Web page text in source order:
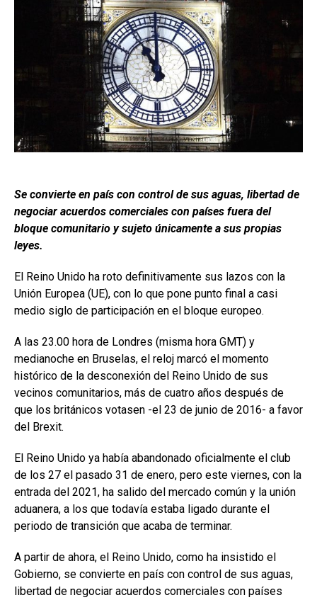
Se convierte en país con control de sus aguas, libertad de
negociar acuerdos comerciales con países fuera del
bloque comunitario y sujeto únicamente a sus propias
leyes.
El Reino Unido ha roto definitivamente sus lazos con la
Unión Europea (UE), con lo que pone punto final a casi
medio siglo de participación en el bloque europeo.
A las 23.00 hora de Londres (misma hora GMT) y
medianoche en Bruselas, el reloj marcó el momento
histórico de la desconexión del Reino Unido de sus
vecinos comunitarios, más de cuatro años después de
que los británicos votasen -el 23 de junio de 2016- a favor
del Brexit.
El Reino Unido ya había abandonado oficialmente el club
de los 27 el pasado 31 de enero, pero este viernes, con la
entrada del 2021, ha salido del mercado común y la unión
aduanera, a los que todavía estaba ligado durante el
periodo de transición que acaba de terminar.
A partir de ahora, el Reino Unido, como ha insistido el
Gobierno, se convierte en país con control de sus aguas,
libertad de negociar acuerdos comerciales con países